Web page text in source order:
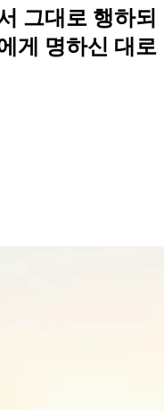
그대로 행하되
게 명하신 대로